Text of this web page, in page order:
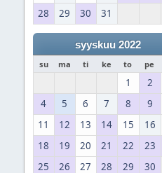
28
29 30 31
syyskuu 2022
su ma ti ke to pe
1 2
4
5 6 7 8 9
11
12 13 14 15 16
18
19 20 21 22 23
25
26 27 28 29 30